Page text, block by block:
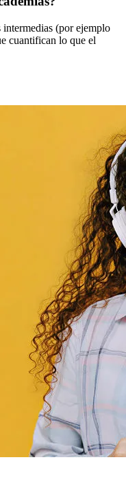
(por ejemplo
cuantifican lo que el